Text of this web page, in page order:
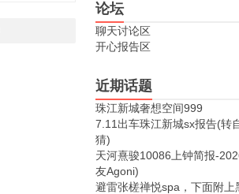
论坛
聊天讨论区
开心报告区
近期话题
珠江新城奢想空间999
7.11出车珠江新城sx报告(转
猜)
天河熹骏10086上钟简报-
友Agoni)
避雷张槎禅悦spa，下面附上